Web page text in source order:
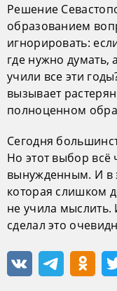
Решение
образованием
игнорировать:
где нужно думать,
учили все эти
вызывает
полноценном
Сегодня
Но этот выбор
вынужденным. И в
которая слишком
не учила
сделал это